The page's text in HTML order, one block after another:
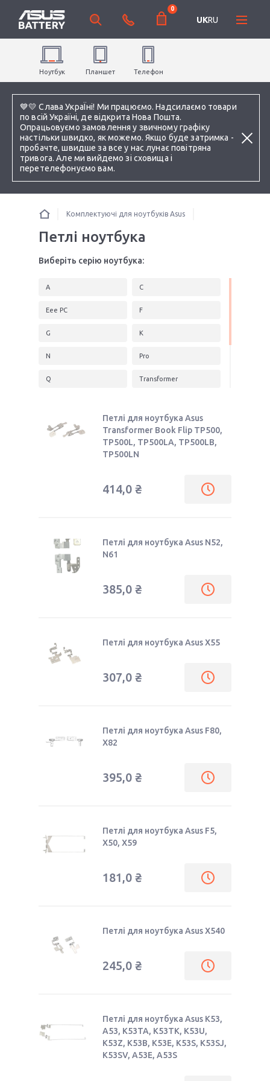
💙💛 Слава УкраЇні! Ми працюємо. Надсилаємо товари
по всій Україні, де відкрита Нова Пошта.
Опрацьовуємо замовлення у звичному графіку
настільки швидко, як можемо. Якщо буде затримка -
пробачте, швидше за все у нас лунає повітряна
тривога. Але ми вийдемо зі сховища і
перетелефонуємо вам.
0
UKRU
Ноутбук Планшет Телефон
Комплектуючі для ноутбуків Asus
Петлі ноутбука
Виберіть серію ноутбука:
A C
Eee PC F
G K
N Pro
Q Transformer
V VivoBook
Z
Петлі для ноутбука Asus
Transformer Book Flip TP500,
TP500L, TP500LA, TP500LB,
TP500LN
414,0 ₴
Петлі для ноутбука Asus N52,
N61
385,0 ₴
Петлі для ноутбука Asus X55
307,0 ₴
Петлі для ноутбука Asus F80,
X82
395,0 ₴
Петлі для ноутбука Asus F5,
X50, X59
181,0 ₴
Петлі для ноутбука Asus X540
245,0 ₴
Петлі для ноутбука Asus K53,
A53, K53TA, K53TK, K53U,
K53Z, K53B, K53E, K53S, K53SJ,
K53SV, A53E, A53S